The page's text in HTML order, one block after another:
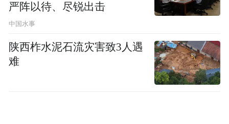
严阵以待、尽锐出击
中国水事
陕西柞水泥石流灾害致3人遇
难